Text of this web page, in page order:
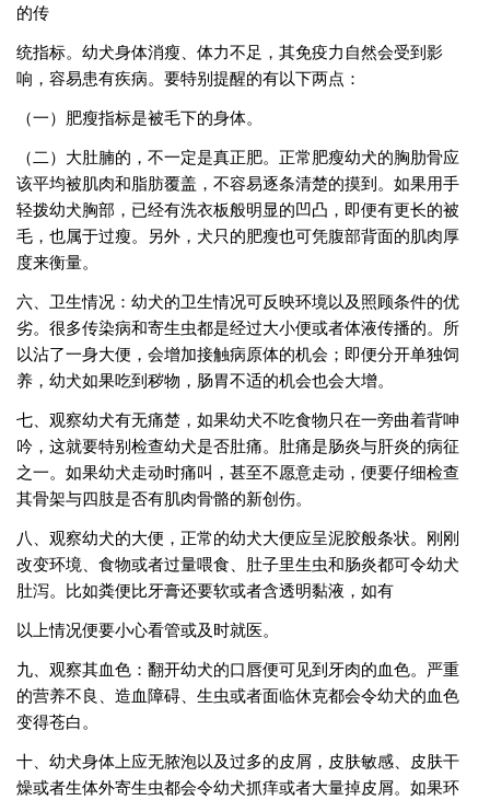
的传
统指标。幼犬身体消瘦、体力不足，其免疫力自然会受到影
响，容易患有疾病。要特别提醒的有以下两点：
（一）肥瘦指标是被毛下的身体。
（二）大肚腩的，不一定是真正肥。正常肥瘦幼犬的胸肋骨应
该平均被肌肉和脂肪覆盖，不容易逐条清楚的摸到。如果用手
轻拨幼犬胸部，已经有洗衣板般明显的凹凸，即便有更长的被
毛，也属于过瘦。另外，犬只的肥瘦也可凭腹部背面的肌肉厚
度来衡量。
六、卫生情况：幼犬的卫生情况可反映环境以及照顾条件的优
劣。很多传染病和寄生虫都是经过大小便或者体液传播的。所
以沾了一身大便，会增加接触病原体的机会；即便分开单独饲
养，幼犬如果吃到秽物，肠胃不适的机会也会大增。
七、观察幼犬有无痛楚，如果幼犬不吃食物只在一旁曲着背呻
吟，这就要特别检查幼犬是否肚痛。肚痛是肠炎与肝炎的病征
之一。如果幼犬走动时痛叫，甚至不愿意走动，便要仔细检查
其骨架与四肢是否有肌肉骨骼的新创伤。
八、观察幼犬的大便，正常的幼犬大便应呈泥胶般条状。刚刚
改变环境、食物或者过量喂食、肚子里生虫和肠炎都可令幼犬
肚泻。比如粪便比牙膏还要软或者含透明黏液，如有
以上情况便要小心看管或及时就医。
九、观察其血色：翻开幼犬的口唇便可见到牙肉的血色。严重
的营养不良、造血障碍、生虫或者面临休克都会令幼犬的血色
变得苍白。
十、幼犬身体上应无脓泡以及过多的皮屑，皮肤敏感、皮肤干
燥或者生体外寄生虫都会令幼犬抓痒或者大量掉皮屑。如果环